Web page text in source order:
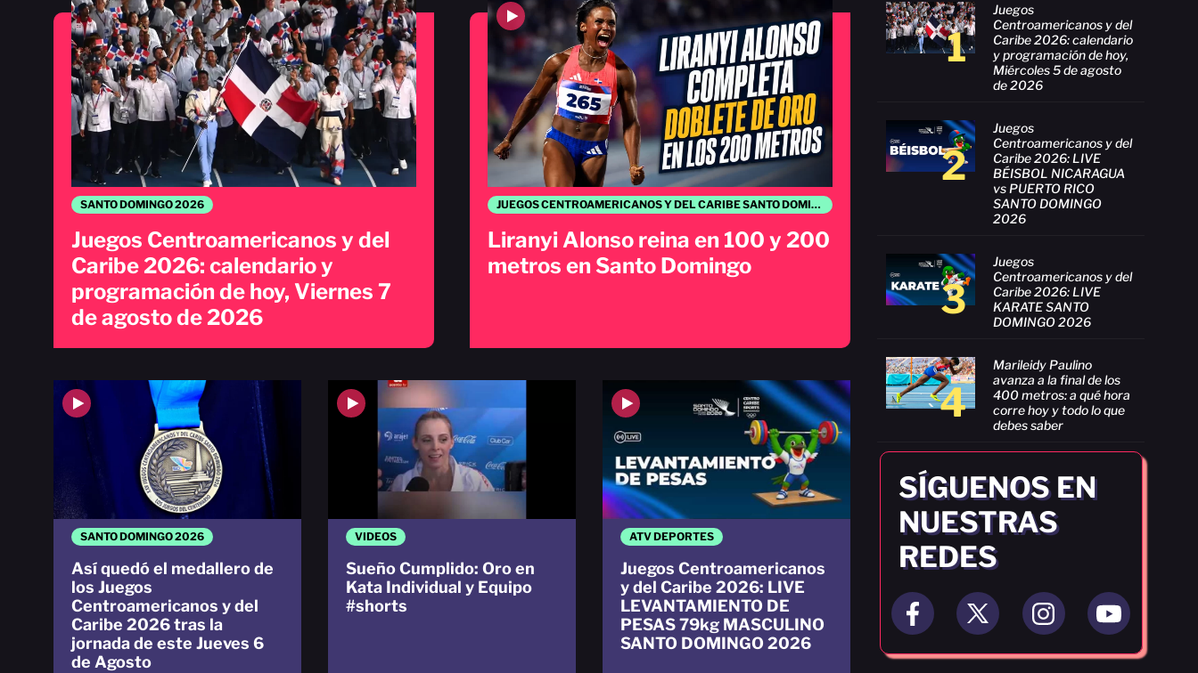
1
Juegos
Centroamericanos y del
Caribe 2026: calendario
y programación de hoy,
Miércoles 5 de agosto
de 2026
2
Juegos
Centroamericanos y del
Caribe 2026: LIVE
BÉISBOL NICARAGUA
vs PUERTO RICO
SANTO DOMINGO
2026
3
Juegos
Centroamericanos y del
Caribe 2026: LIVE
KARATE SANTO
DOMINGO 2026
4
Marileidy Paulino
avanza a la final de los
400 metros: a qué hora
corre hoy y todo lo que
debes saber
SÍGUENOS EN
NUESTRAS
REDES
SANTO DOMINGO 2026
Juegos Centroamericanos y del
Caribe 2026: calendario y
programación de hoy, Viernes 7
de agosto de 2026
JUEGOS CENTROAMERICANOS Y DEL CARIBE SANTO DOMINGO 2026
Liranyi Alonso reina en 100 y 200
metros en Santo Domingo
SANTO DOMINGO 2026
Así quedó el medallero de
los Juegos
Centroamericanos y del
Caribe 2026 tras la
jornada de este Jueves 6
de Agosto
VIDEOS
Sueño Cumplido: Oro en
Kata Individual y Equipo
#shorts
ATV DEPORTES
Juegos Centroamericanos
y del Caribe 2026: LIVE
LEVANTAMIENTO DE
PESAS 79kg MASCULINO
SANTO DOMINGO 2026